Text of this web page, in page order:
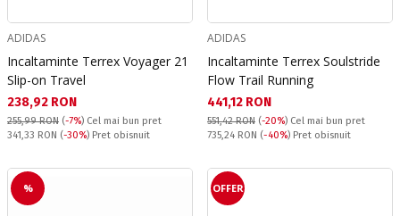
ADIDAS
Incaltaminte Terrex Voyager 21
Slip-on Travel
Текуща цена:
238,92 RON
255,99 RON (-7%) Cel mai bun pret
Pret obisnuit:
341,33 RON (-30%) Pret obisnuit
ADIDAS
Incaltaminte Terrex Soulstride
Flow Trail Running
Текуща цена:
441,12 RON
551,42 RON (-20%) Cel mai bun pret
Pret obisnuit:
735,24 RON (-40%) Pret obisnuit
% OFFER